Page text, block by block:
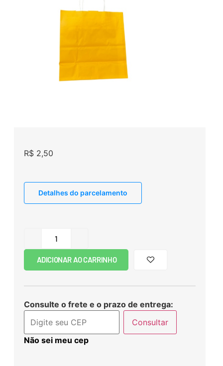
R$2,50
Detalhes do parcelamento
ADICIONAR AO CARRINHO
Consulte o frete e o prazo de entrega:
Consultar
Não sei meu cep